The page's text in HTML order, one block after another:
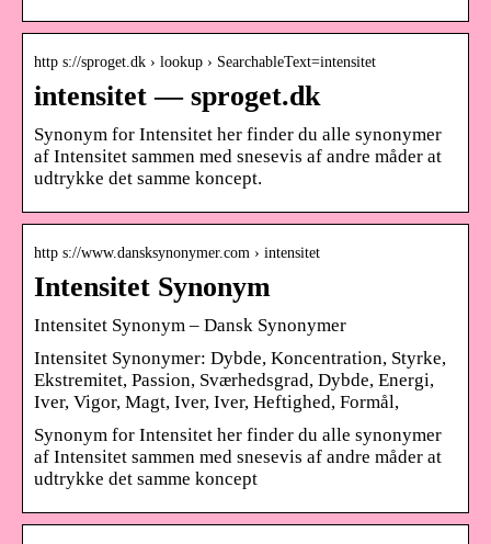
http s://sproget.dk › lookup › SearchableText=intensitet
intensitet — sproget.dk
Synonym for Intensitet her finder du alle synonymer
af Intensitet sammen med snesevis af andre måder at
udtrykke det samme koncept.
http s://www.dansksynonymer.com › intensitet
Intensitet Synonym
Intensitet Synonym – Dansk Synonymer
Intensitet Synonymer: Dybde, Koncentration, Styrke,
Ekstremitet, Passion, Sværhedsgrad, Dybde, Energi,
Iver, Vigor, Magt, Iver, Iver, Heftighed, Formål,
Synonym for Intensitet her finder du alle synonymer
af Intensitet sammen med snesevis af andre måder at
udtrykke det samme koncept